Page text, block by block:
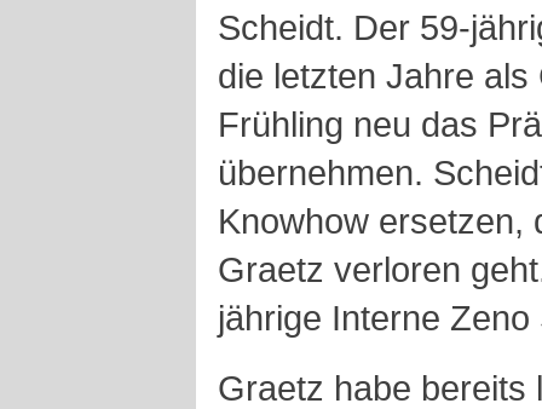
Scheidt. Der 59-
die letzten Jahre
Frühling neu das
übernehmen.
Knowhow ersetzen,
Graetz verloren
jährige Interne
Graetz habe bereits